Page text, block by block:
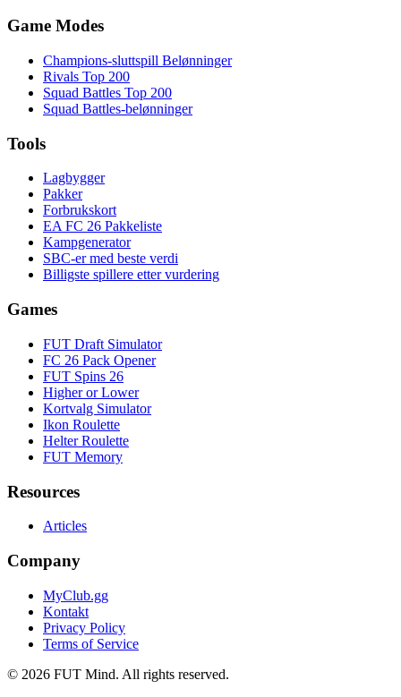
Game Modes
Champions-sluttspill Belønninger
Rivals Top 200
Squad Battles Top 200
Squad Battles-belønninger
Tools
Lagbygger
Pakker
Forbrukskort
EA FC 26 Pakkeliste
Kampgenerator
SBC-er med beste verdi
Billigste spillere etter vurdering
Games
FUT Draft Simulator
FC 26 Pack Opener
FUT Spins 26
Higher or Lower
Kortvalg Simulator
Ikon Roulette
Helter Roulette
FUT Memory
Resources
Articles
Company
MyClub.gg
Kontakt
Privacy Policy
Terms of Service
© 2026 FUT Mind. All rights reserved.